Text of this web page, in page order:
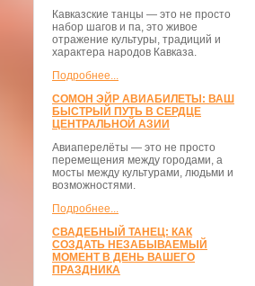
Кавказские танцы — это не просто
набор шагов и па, это живое
отражение культуры, традиций и
характера народов Кавказа.
Подробнее...
СОМОН ЭЙР АВИАБИЛЕТЫ: ВАШ
БЫСТРЫЙ ПУТЬ В СЕРДЦЕ
ЦЕНТРАЛЬНОЙ АЗИИ
Авиаперелёты — это не просто
перемещения между городами, а
мосты между культурами, людьми и
возможностями.
Подробнее...
СВАДЕБНЫЙ ТАНЕЦ: КАК
СОЗДАТЬ НЕЗАБЫВАЕМЫЙ
МОМЕНТ В ДЕНЬ ВАШЕГО
ПРАЗДНИКА